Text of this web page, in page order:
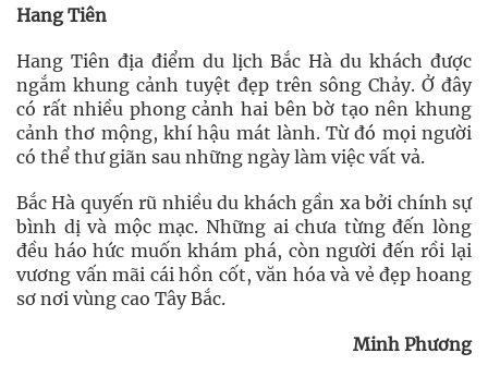
Hang Tiên
Hang Tiên địa điểm du lịch Bắc Hà du khách được
ngắm khung cảnh tuyệt đẹp trên sông Chảy. Ở đây
có rất nhiều phong cảnh hai bên bờ tạo nên khung
cảnh thơ mộng, khí hậu mát lành. Từ đó mọi người
có thể thư giãn sau những ngày làm việc vất vả.
Bắc Hà quyến rũ nhiều du khách gần xa bởi chính sự
bình dị và mộc mạc. Những ai chưa từng đến lòng
đều háo hức muốn khám phá, còn người đến rồi lại
vương vấn mãi cái hồn cốt, văn hóa và vẻ đẹp hoang
sơ nơi vùng cao Tây Bắc.
Minh Phương